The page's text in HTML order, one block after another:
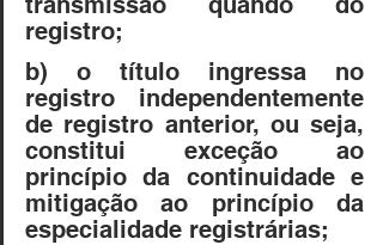
registro;
b) o título ingressa no
registro independentemente
de registro anterior, ou seja,
constitui exceção ao
princípio da continuidade e
mitigação ao princípio da
especialidade registrárias;